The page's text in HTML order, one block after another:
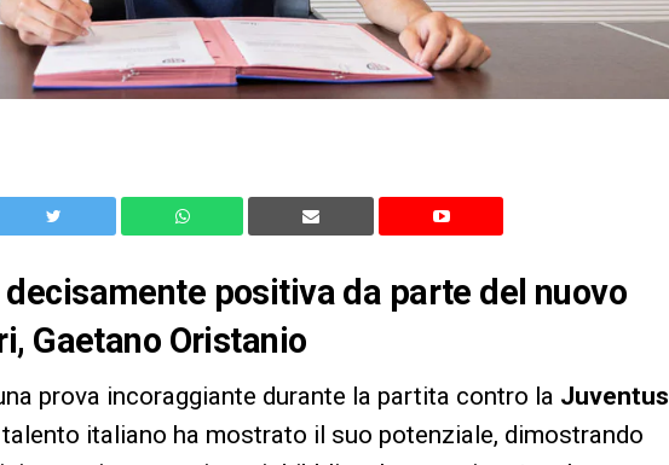
positiva da parte del nuovo
Gaetano Oristanio
prova incoraggiante durante la partita contro la Juventus
italiano ha mostrato il suo potenziale, dimostrando